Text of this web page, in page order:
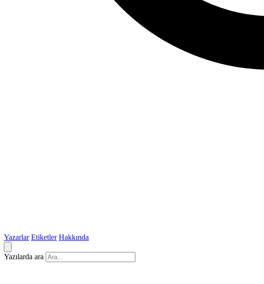
Yazarlar Etiketler Hakkında
Yazılarda ara